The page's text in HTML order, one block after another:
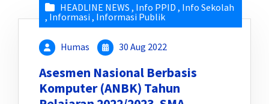
HEADLINE NEWS , Info PPID , Info Sekolah
, Informasi, Informasi Publik
Humas 30 Aug 2022
Asesmen Nasional Berbasis
Komputer (ANBK) Tahun